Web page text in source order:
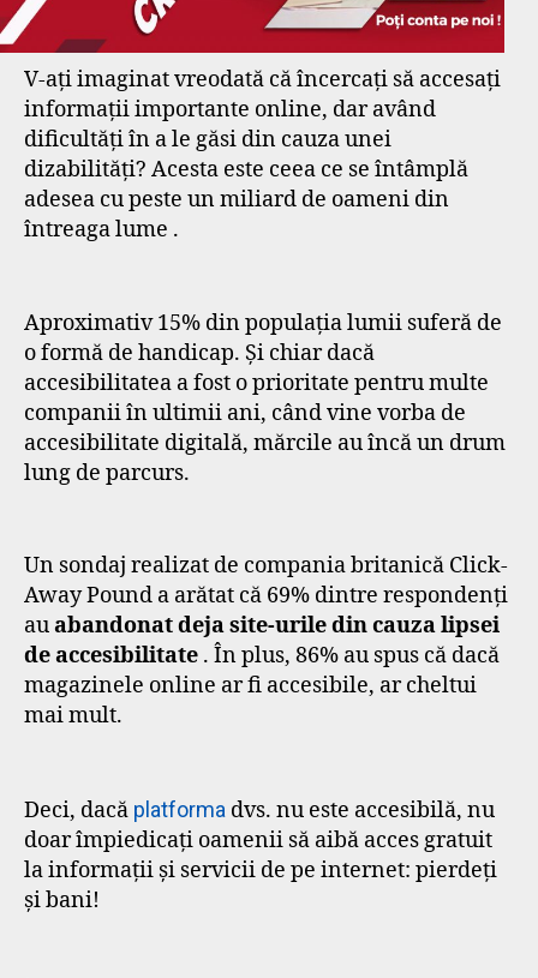
V-ați imaginat vreodată că încercați să accesați
informații importante online, dar având
dificultăți în a le găsi din cauza unei
dizabilități? Acesta este ceea ce se întâmplă
adesea cu peste un miliard de oameni din
întreaga lume .
Aproximativ 15% din populația lumii suferă de
o formă de handicap. Și chiar dacă
accesibilitatea a fost o prioritate pentru multe
companii în ultimii ani, când vine vorba de
accesibilitate digitală, mărcile au încă un drum
lung de parcurs.
Un sondaj realizat de compania britanică Click-
Away Pound a arătat că 69% dintre respondenți
auabandonat deja site-urile din cauza lipsei
de accesibilitate . În plus, 86% au spus că dacă
magazinele online ar fi accesibile, ar cheltui
mai mult.
Deci, dacă platforma dvs. nu este accesibilă, nu
doar împiedicați oamenii să aibă acces gratuit
la informații și servicii de pe internet: pierdeți
și bani!